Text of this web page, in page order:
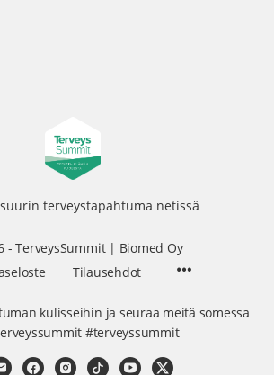
terveystapahtuma netissä
- TerveysSummit | Biomed Oy
Tilausehdot
kulisseihin ja seuraa meitä somessa
#terveyssummit